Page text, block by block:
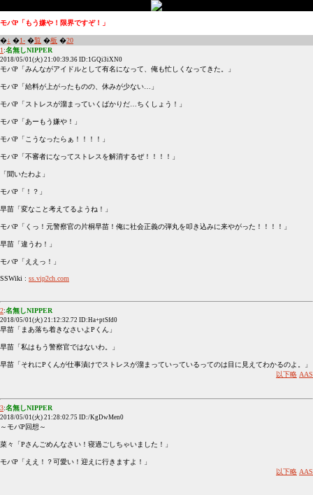
モバP「もう嫌や！限界ですぞ！」
�↓ �1- �覧 �板 �20
1 :名無しNIPPER
2018/05/01(火) 21:00:39.36 ID:1GQi3iXN0
モバP「みんながアイドルとして有名になって、俺も忙しくなってきた。」
モバP「給料が上がったものの、休みが少ない…」
モバP「ストレスが溜まっていくばかりだ…ちくしょう！」
モバP「あーもう嫌や！」
モバP「こうなったらぁ！！！！」
モバP「不審者になってストレスを解消するぜ！！！！」
「聞いたわよ」
モバP「！？」
早苗「変なこと考えてるようね！」
モバP「くっ！元警察官の片桐早苗！俺に社会正義の弾丸を叩き込みに来やがった！！！！」
早苗「違うわ！」
モバP「ええっ！」
SSWiki : ss.vip2ch.com
2:名無しNIPPER
2018/05/01(火) 21:12:32.72 ID:Ha+ptSfd0
早苗「まあ落ち着きなさいよPくん」
早苗「私はもう警察官ではないわ。」
早苗「それにPくんが仕事漬けでストレスが溜まっていっているってのは目に見えてわかるのよ。」
以下略 AAS
3:名無しNIPPER
2018/05/01(火) 21:28:02.75 ID:/KgDwMen0
～モバP回想～
菜々「Pさんごめんなさい！寝過ごしちゃいました！」
モバP「ええ！？可愛い！迎えに行きますよ！」
以下略 AAS